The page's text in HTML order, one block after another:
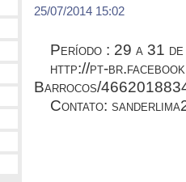
25/07/2014 15:02
Período : 29 a 31
http://pt-
Barrocos/
Contato: